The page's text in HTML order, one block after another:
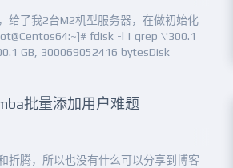
给了我2台M2机型服务器，在做初始化
fdisk -l | grep \'300.1
GB, 300069052416 bytesDisk
批量添加用户难题
折腾，所以也没有什么可以分享到博客